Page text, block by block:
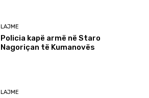
LAJME
Policia kapë armë në Staro
Nagoriçan të Kumanovës
LAJME